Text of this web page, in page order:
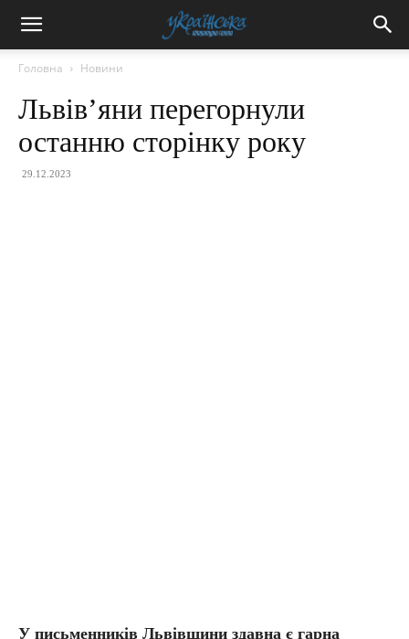
Головна Новини
Львів’яни перегорнули
останню сторінку року
29.12.2023
У письменників Львівщини здавна є гарна